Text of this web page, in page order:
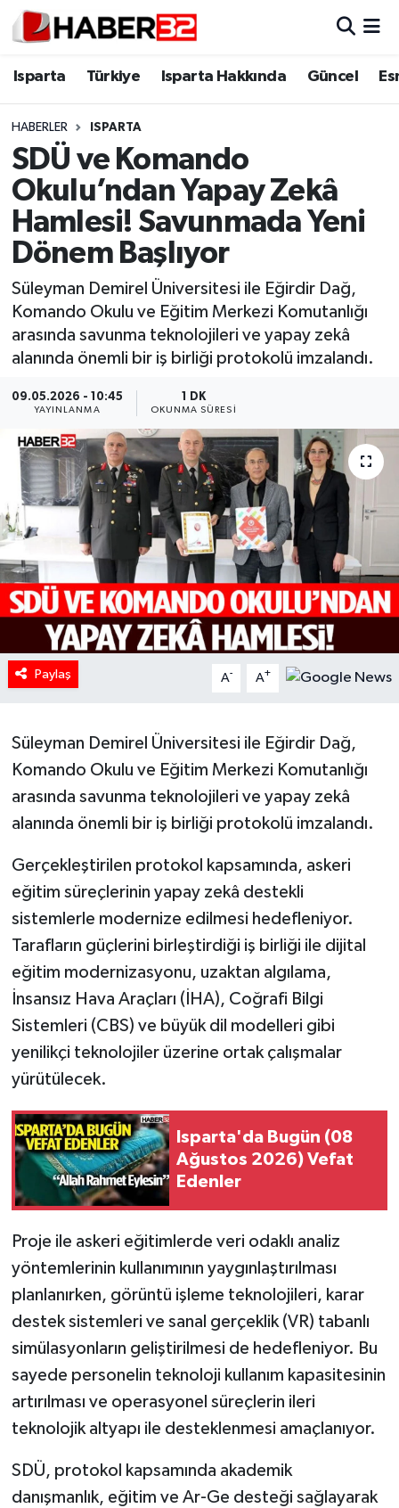
Isparta Türkiye Isparta Hakkında Güncel
HABERLER ISPARTA
SDÜ ve Komando
Okulu’ndan Yapay Zekâ
Hamlesi! Savunmada Yeni
Dönem Başlıyor
Süleyman Demirel Üniversitesi ile Eğirdir Dağ,
Komando Okulu ve Eğitim Merkezi Komutanlığı
arasında savunma teknolojileri ve yapay zekâ
alanında önemli bir iş birliği protokolü imzalandı.
09.05.2026 - 10:45
YAYINLANMA
1 DK
OKUNMA SÜRESI
Paylaş A- A+
Süleyman Demirel Üniversitesi ile Eğirdir Dağ,
Komando Okulu ve Eğitim Merkezi Komutanlığı
arasında savunma teknolojileri ve yapay zekâ
alanında önemli bir iş birliği protokolü imzalandı.
Gerçekleştirilen protokol kapsamında, askeri
eğitim süreçlerinin yapay zekâ destekli
sistemlerle modernize edilmesi hedefleniyor.
Tarafların güçlerini birleştirdiği iş birliği ile dijital
eğitim modernizasyonu, uzaktan algılama,
İnsansız Hava Araçları (İHA), Coğrafi Bilgi
Sistemleri (CBS) ve büyük dil modelleri gibi
yenilikçi teknolojiler üzerine ortak çalışmalar
yürütülecek.
Isparta'da Bugün (08
Ağustos 2026) Vefat
Edenler
Proje ile askeri eğitimlerde veri odaklı analiz
yöntemlerinin kullanımının yaygınlaştırılması
planlanırken, görüntü işleme teknolojileri, karar
destek sistemleri ve sanal gerçeklik (VR) tabanlı
simülasyonların geliştirilmesi de hedefleniyor. Bu
sayede personelin teknoloji kullanım kapasitesinin
artırılması ve operasyonel süreçlerin ileri
teknolojik altyapı ile desteklenmesi amaçlanıyor.
SDÜ, protokol kapsamında akademik
danışmanlık, eğitim ve Ar-Ge desteği sağlayarak
Isparta
Esnaf Diyor ki;
ASAYİŞ
BİLİM VE TEKNOLOJİ
EĞİTİM
GENEL
HABERDE İNSAN
İlginç
KÜLTÜR SANAT
MAGAZİN
Oyun
POLİTİKA
SAĞLIK
Spor
Teknoloji
Yerel
İletişim
Isparta Nöbetçi Eczaneler
Isparta Trafik Yoğunluk Haritası
Süper Lig Puan Durumu ve Fikstür
Tüm Manşetler
Son Dakika Haberleri
Haber Arşivi